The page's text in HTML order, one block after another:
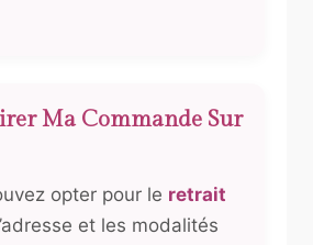
Ma Commande Sur
opter pour le retrait
et les modalités